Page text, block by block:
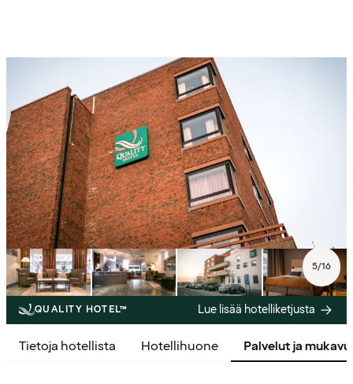
5/16
QUALITY HOTEL™ Lue lisää hotelliketjusta
Tietoja hotellista Hotellihuone Palvelut ja